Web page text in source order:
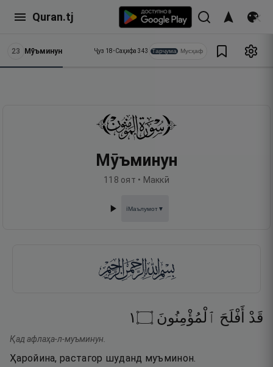
Quran.tj
23 Мӯъминун Ҷуз 18•Саҳифа 343 Тарҷума Мусҳаф
Мӯъминун
118 оят • Маккӣ
ℹ️Маълумот▼
قَدْ أَفْلَحَ ٱلْمُؤْمِنُونَ ۝١
Қад афлаҳа-л-муъминун.
Ҳаройина, растагор шуданд муъминон.